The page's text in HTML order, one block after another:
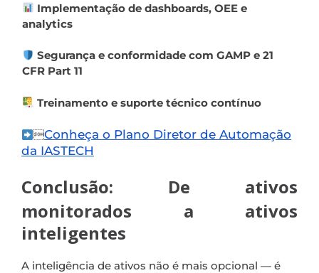
Implementação de dashboards, OEE e
analytics
Segurança e conformidade com GAMP e 21
CFR Part 11
Treinamento e suporte técnico contínuo
Conheça o Plano Diretor de Automação
da IASTECH
Conclusão: De ativos
monitorados a ativos
inteligentes
A inteligência de ativos não é mais opcional — é